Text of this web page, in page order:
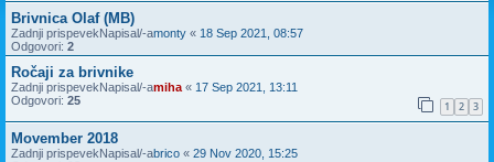
Brivnica Olaf (MB)
Zadnji prispevekNapisal/-amonty « 18 Sep 2021, 08:57
Odgovori: 2
Ročaji za brivnike
Zadnji prispevekNapisal/-amiha « 17 Sep 2021, 13:11
Odgovori: 25 1 2 3
Movember 2018
Zadnji prispevekNapisal/-abrico « 29 Nov 2020, 15:25